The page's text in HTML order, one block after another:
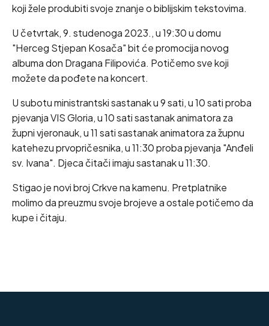
koji žele produbiti svoje znanje o biblijskim tekstovima.
U četvrtak, 9. studenoga 2023., u 19:30 u domu
"Herceg Stjepan Kosača" bit će promocija novog
albuma don Dragana Filipovića. Potičemo sve koji
možete da pođete na koncert.
U subotu ministrantski sastanak u 9 sati, u 10 sati proba
pjevanja VIS Gloria, u 10 sati sastanak animatora za
župni vjeronauk, u 11 sati sastanak animatora za župnu
katehezu prvopričesnika, u 11:30 proba pjevanja "Anđeli
sv. Ivana". Djeca čitači imaju sastanak u 11:30.
Stigao je novi broj Crkve na kamenu. Pretplatnike
molimo da preuzmu svoje brojeve a ostale potičemo da
kupe i čitaju.